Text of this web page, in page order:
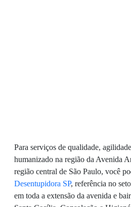
Para serviços de qualidade,
humanizado na região da Avenida
região central de São Paulo, você
Desentupidora SP, referência no
em toda a extensão da avenida e